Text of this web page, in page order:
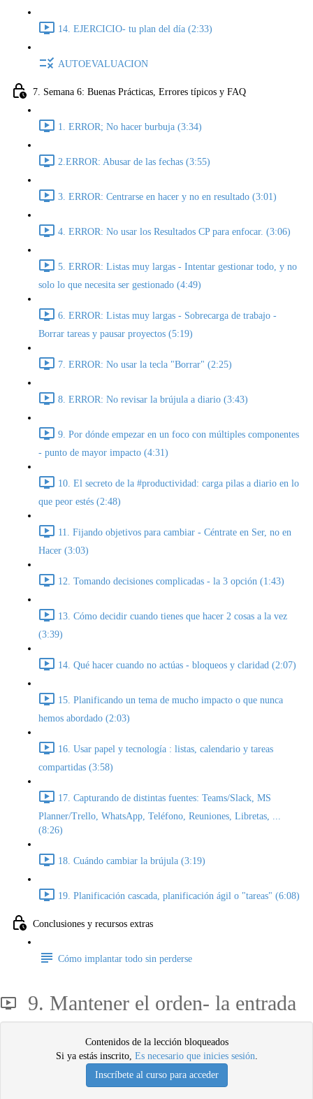
14. EJERCICIO- tu plan del día (2:33)
AUTOEVALUACION
7. Semana 6: Buenas Prácticas, Errores típicos y FAQ
1. ERROR; No hacer burbuja (3:34)
2.ERROR: Abusar de las fechas (3:55)
3. ERROR: Centrarse en hacer y no en resultado (3:01)
4. ERROR: No usar los Resultados CP para enfocar. (3:06)
5. ERROR: Listas muy largas - Intentar gestionar todo, y no
solo lo que necesita ser gestionado (4:49)
6. ERROR: Listas muy largas - Sobrecarga de trabajo -
Borrar tareas y pausar proyectos (5:19)
7. ERROR: No usar la tecla "Borrar" (2:25)
8. ERROR: No revisar la brújula a diario (3:43)
9. Por dónde empezar en un foco con múltiples componentes
- punto de mayor impacto (4:31)
10. El secreto de la #productividad: carga pilas a diario en lo
que peor estés (2:48)
11. Fijando objetivos para cambiar - Céntrate en Ser, no en
Hacer (3:03)
12. Tomando decisiones complicadas - la 3 opción (1:43)
13. Cómo decidir cuando tienes que hacer 2 cosas a la vez
(3:39)
14. Qué hacer cuando no actúas - bloqueos y claridad (2:07)
15. Planificando un tema de mucho impacto o que nunca
hemos abordado (2:03)
16. Usar papel y tecnología : listas, calendario y tareas
compartidas (3:58)
17. Capturando de distintas fuentes: Teams/Slack, MS
Planner/Trello, WhatsApp, Teléfono, Reuniones, Libretas, ...
(8:26)
18. Cuándo cambiar la brújula (3:19)
19. Planificación cascada, planificación ágil o "tareas" (6:08)
Conclusiones y recursos extras
Cómo implantar todo sin perderse
9. Mantener el orden- la entrada
Contenidos de la lección bloqueados
Si ya estás inscrito, Es necesario que inicies sesión.
Inscríbete al curso para acceder